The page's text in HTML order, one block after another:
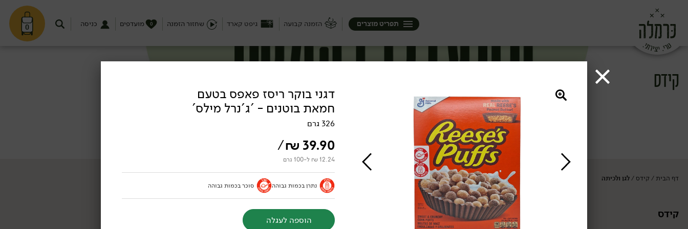
0 הזמנה קבועה גיפט קארד שחזור הזמנה מועדפים 0 כניסה תפריט מוצרים
קידס
דף הבית / קידס /לגן ולכיתה
קידס לגן ולכיתה
דגני בוקר ריסז פאפס בטעם
חמאת בוטנים - 'ג'נרל מילס'
326 גרם
39.90
₪
/
12.24 ₪ ל-100 גרם
נתרן בכמות גבוהה סוכר בכמות גבוהה
הוספה לעגלה